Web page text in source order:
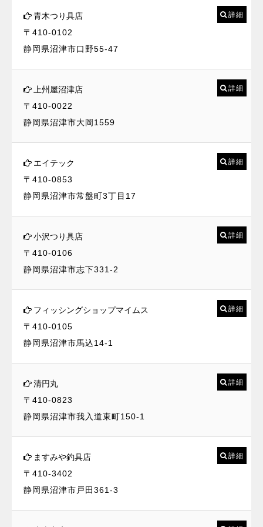
青木つり具店
〒410-0102
静岡県沼津市口野55-47
詳細
上州屋沼津店
〒410-0022
静岡県沼津市大岡1559
詳細
エイテック
〒410-0853
静岡県沼津市常盤町3丁目17
詳細
小沢つり具店
〒410-0106
静岡県沼津市志下331-2
詳細
フィッシングショップマイムス
〒410-0105
静岡県沼津市馬込14-1
詳細
清円丸
〒410-0823
静岡県沼津市我入道東町150-1
詳細
ますみや釣具店
〒410-3402
静岡県沼津市戸田361-3
詳細